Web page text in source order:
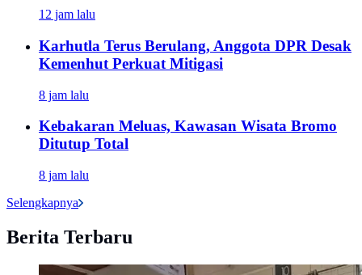
12 jam lalu
Karhutla Terus Berulang, Anggota DPR Desak
Kemenhut Perkuat Mitigasi
8 jam lalu
Kebakaran Meluas, Kawasan Wisata Bromo
Ditutup Total
8 jam lalu
Selengkapnya
Berita Terbaru